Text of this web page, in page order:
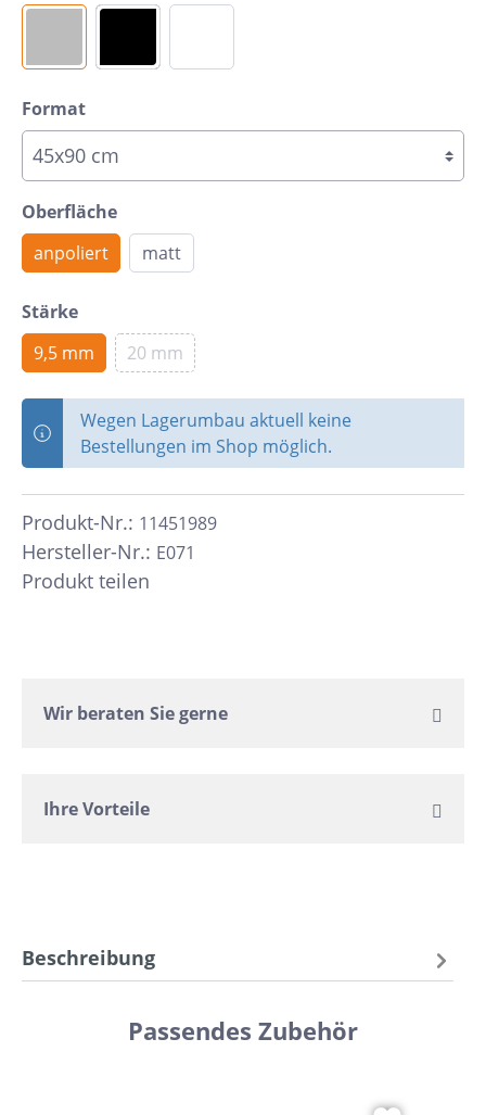
Format
Oberfläche
anpoliert
matt
Stärke
9,5 mm
20 mm
Wegen Lagerumbau aktuell keine
Bestellungen im Shop möglich.
Hersteller-Nr.: E071
Produkt-Nr.: 11451989
Produkt teilen
Wir beraten Sie gerne
Ihre Vorteile
Beschreibung
Passendes Zubehör